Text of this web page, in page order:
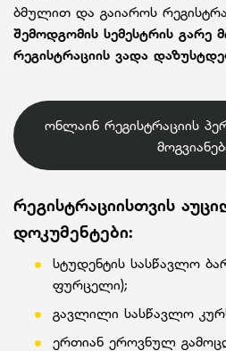
ბმულით და გაიაროს
შემოდგომის სემესტრის გარე
რეგისტრაციის ვადა
ონლაინ რეგისტრაციის
რეგისტრაციისთვის
დოკუმენტები:
სტუდენტის სასწავლო
ფურცელი);
გავლილი სასწავლო
ერთიან ეროვნულ